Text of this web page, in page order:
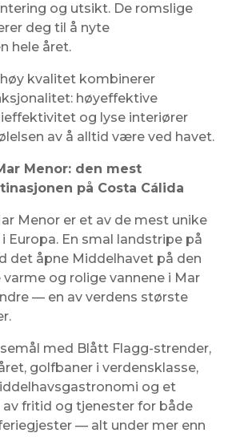
og utsikt. De romslige
deg til å nyte
hele året.
kvalitet kombinerer
høyeffektive
og lyse interiører
av å alltid være ved havet.
Menor: den mest
på Costa Cálida
Menor er et av de mest unike
Europa. En smal landstripe på
det åpne Middelhavet på den
varme og rolige vannene i Mar
— en av verdens største
med Blått Flagg-strender,
golfbaner i verdensklasse,
og et
fritid og tjenester for både
— alt under mer enn